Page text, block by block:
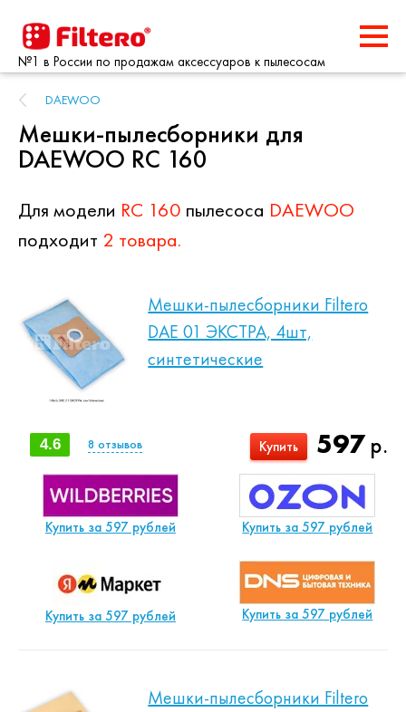
№1 в России по продажам аксессуаров к пылесосам
DAEWOO
Мешки-пылесборники для
DAEWOO RC 160
Для модели RC 160 пылесоса DAEWOO
подходит 2 товара.
Мешки-пылесборники Filtero
DAE 01 ЭКСТРА, 4шт,
синтетические
597р.
Купить
4.6 8 отзывов
Купить за 597 рублей Купить за 597 рублей
Купить за 597 рублей Купить за 597 рублей
Мешки-пылесборники Filtero